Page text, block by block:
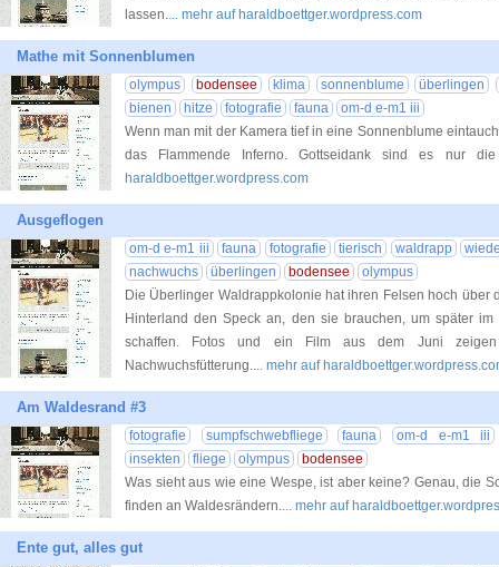
lassen.... mehr auf haraldboettger.wordpress.com
Mathe mit Sonnenblumen
olympus bodensee klima sonnenblume
überlingen
bienen
hitze fotografie fauna
om-d e-m1 iii
Wenn man mit der Kamera tief in eine Sonnenblume
das Flammende Inferno. Gottseidank sind es nur die
haraldboettger.wordpress.com
Ausgeflogen
om-d e-m1 iii fauna fotografie tierisch waldrapp
nachwuchs
überlingen bodensee
olympus
Die Überlinger Waldrappkolonie hat ihren Felsen hoch über
Hinterland den Speck an, den sie brauchen, um später
schaffen. Fotos und ein Film aus dem Juni
Nachwuchsfütterung.... mehr auf
Am Waldesrand #3
fotografie sumpfschwebfliege fauna
om-d e-m1 iii
insekten
fliege olympus
bodensee
Was sieht aus wie eine Wespe, ist aber keine? Genau, die
finden an Waldesrändern.... mehr auf
Ente gut, alles gut